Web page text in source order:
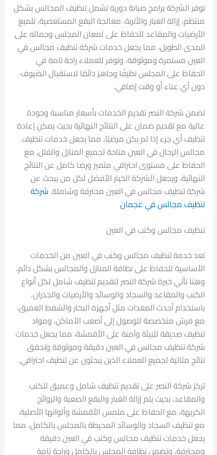
توفر الشركة برامج صيانة دورية تشمل تنظيف المجالس بشكل
منتظم، إزالة الغبار والأتربة، معالجة البقع المستعصية، تلميع
الأرضيات والمقاعد للحفاظ على لمعان المجلس وجماله على
المدى الطويل، مما يجعل خدمات شركة تنظيف مجالس في
العين مستمرة وموثوقة، وتوفر للعملاء راحة تامة في
الحفاظ على المجلس نظيفًا وجاهز دائمًا لاستقبال الضيوف
دون أي عناء أو وقت إضافي.
تضمن شركة النصر تقديم الخدمات بأسعار مناسبة وجودة
عالية مع تقديم ضمان على النتائج النهائية بحيث يمكن إعادة
تنظيف أي جزء إذا لم يكن مرضيًا، مما يجعل خدمات تنظيف
مجالس الرجال في العين متاحة لجميع المنازل والفلل، مع
الحفاظ على مستوى احترافي متميز ورضا كامل عن النتائج
النهائية، ويجعل الشركة الخيار الأفضل لكل من يبحث عن
شركة تنظيف مجالس في العين محترفة وشاملة. شركة
تنظيف مجالس في عجمان
تنظيف مجالس وكنب في العين
تعد خدمة تنظيف مجالس وكنب في العين من الخدمات
الأساسية للحفاظ على نظافة المنازل والمجالس بشكل دائم،
وهنا تأتي خبرة شركة النصر لتقديم تنظيف شامل لكل أنواع
الكنب والمقاعد والسجاد والوسائد والأرضيات والجدران،
باستخدام أحدث المعدات مثل أجهزة البخار والشفط العميق،
مع فرش متخصصة للوصول إلى أصعب الأماكن، ومواد
تنظيف صديقة للبيئة وآمنة على الأقمشة، مما يجعل خدمات
شركة تنظيف مجالس في العين دقيقة وموثوقة وتحقق
نتائج مثالية لجميع العملاء الذين يبحثون عن تنظيف احترافي.
تركز شركة النصر على تقديم تنظيف شامل وعميق للكنب
والمقاعد، بحيث يتم إزالة الغبار والبقع الصعبة والروائح
الكريهة، مع الحفاظ على ملمس الأقمشة وألوانها الأصلية،
مع تنظيف السجاد والوسائد المحيطة بالمجلس بالكامل، مما
يجعل خدمات تنظيف مجالس وكنب في العين دقيقة
ومحترفة، وتضمن نظافة المجلس بالكامل وراحة تامة